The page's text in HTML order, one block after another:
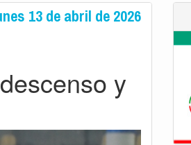
13 de abril de 2026
y